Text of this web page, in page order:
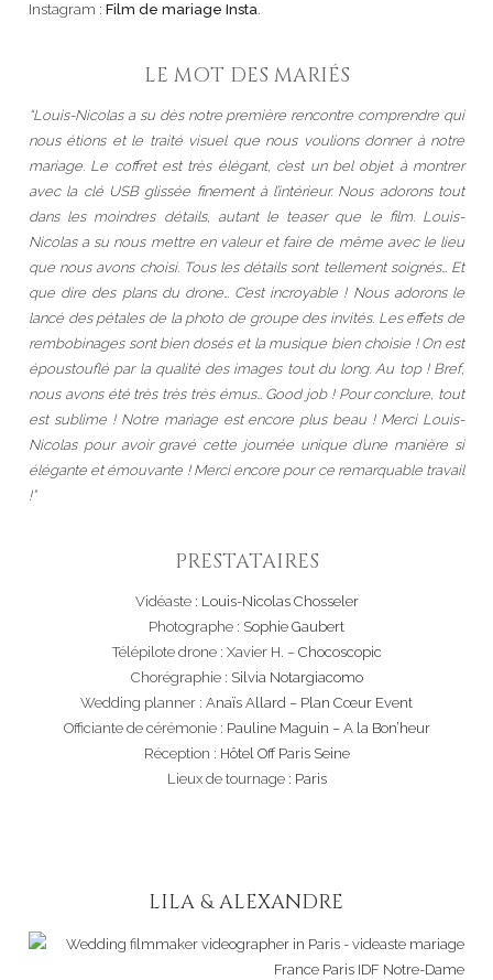
Instagram : Film de mariage Insta.
LE MOT DES MARIÉS
“Louis-Nicolas a su dès notre première rencontre comprendre qui
nous étions et le traité visuel que nous voulions donner à notre
mariage. Le coffret est très élégant, c’est un bel objet à montrer
avec la clé USB glissée finement à l’intérieur. Nous adorons tout
dans les moindres détails, autant le teaser que le film. Louis-
Nicolas a su nous mettre en valeur et faire de même avec le lieu
que nous avons choisi. Tous les détails sont tellement soignés… Et
que dire des plans du drone… C’est incroyable ! Nous adorons le
lancé des pétales de la photo de groupe des invités. Les effets de
rembobinages sont bien dosés et la musique bien choisie ! On est
époustouflé par la qualité des images tout du long. Au top ! Bref,
nous avons été très très très émus… Good job ! Pour conclure, tout
est sublime ! Notre mariage est encore plus beau ! Merci Louis-
Nicolas pour avoir gravé cette journée unique d’une manière si
élégante et émouvante ! Merci encore pour ce remarquable travail
!”
PRESTATAIRES
Vidéaste : Louis-Nicolas Chosseler
Photographe : Sophie Gaubert
Télépilote drone : Xavier H. – Chocoscopic
Chorégraphie : Silvia Notargiacomo
Wedding planner : Anaïs Allard – Plan Cœur Event
Officiante de cérémonie : Pauline Maguin – A la Bon’heur
Réception : Hôtel Off Paris Seine
Lieux de tournage : Paris
LILA & ALEXANDRE